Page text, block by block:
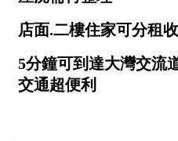
台東縣
花蓮縣
金門連江
樓層
1樓